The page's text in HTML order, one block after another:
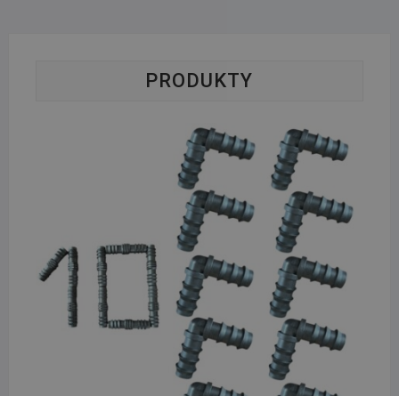
PRODUKTY